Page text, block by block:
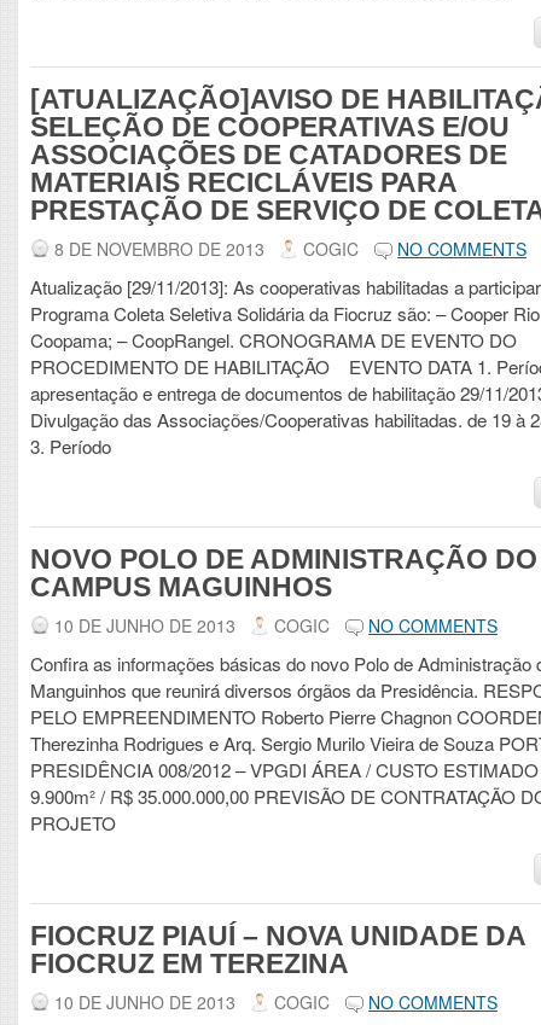
[ATUALIZAÇÃO]AVISO DE
SELEÇÃO DE COOPERATIVAS E/OU
ASSOCIAÇÕES DE CATADORES DE
MATERIAIS RECICLÁVEIS PARA
PRESTAÇÃO DE SERVIÇO DE
8 DE NOVEMBRO DE 2013 COGIC NO COMMENTS
Atualização [29/11/2013]: As cooperativas habilitadas a
Programa Coleta Seletiva Solidária da Fiocruz são: – Cooper
Coopama; – CoopRangel. CRONOGRAMA DE EVENTO DO
PROCEDIMENTO DE HABILITAÇÃO EVENTO DATA 1.
apresentação e entrega de documentos de habilitação 29/11/
Divulgação das Associações/Cooperativas habilitadas. de 19 à
3. Período
NOVO POLO DE ADMINISTRAÇÃO DO
CAMPUS MAGUINHOS
10 DE JUNHO DE 2013 COGIC NO COMMENTS
Confira as informações básicas do novo Polo de Administração
Manguinhos que reunirá diversos órgãos da Presidência.
PELO EMPREENDIMENTO Roberto Pierre Chagnon
Therezinha Rodrigues e Arq. Sergio Murilo Vieira de Souza
PRESIDÊNCIA 008/2012 – VPGDI ÁREA / CUSTO
9.900m² / R$ 35.000.000,00 PREVISÃO DE CONTRATAÇÃO
PROJETO
FIOCRUZ PIAUÍ – NOVA UNIDADE DA
FIOCRUZ EM TEREZINA
10 DE JUNHO DE 2013 COGIC NO COMMENTS